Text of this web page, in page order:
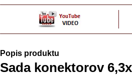
Popis produktu
Sada konektorov